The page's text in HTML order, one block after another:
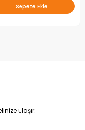
Ekle
ulaşır.